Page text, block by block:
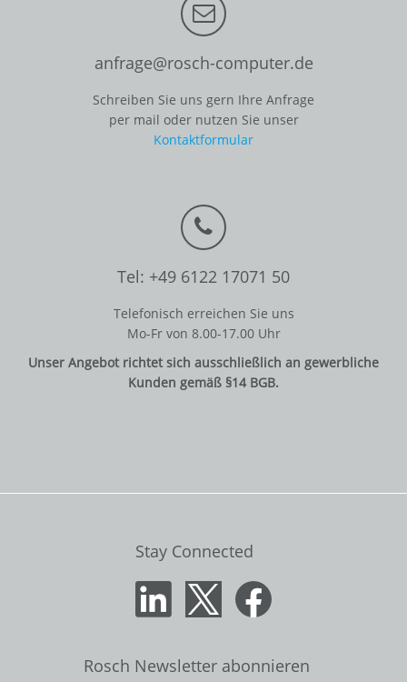
anfrage@rosch-computer.de
Schreiben Sie uns gern Ihre Anfrage
per mail oder nutzen Sie unser
Kontaktformular
Tel: +49 6122 17071 50
Telefonisch erreichen Sie uns
Mo-Fr von 8.00-17.00 Uhr
Unser Angebot richtet sich ausschließlich an gewerbliche
Kunden gemäß §14 BGB.
Stay Connected
Rosch Newsletter abonnieren